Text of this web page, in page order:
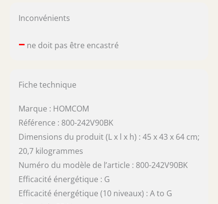
Inconvénients
–ne doit pas être encastré
Fiche technique
Marque : HOMCOM
Référence : 800-242V90BK
Dimensions du produit (L x l x h) : 45 x 43 x 64 cm;
20,7 kilogrammes
Numéro du modèle de l’article : 800-242V90BK
Efficacité énergétique : G
Efficacité énergétique (10 niveaux) : A to G